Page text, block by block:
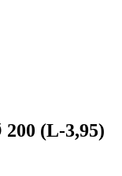
(L-3,95)